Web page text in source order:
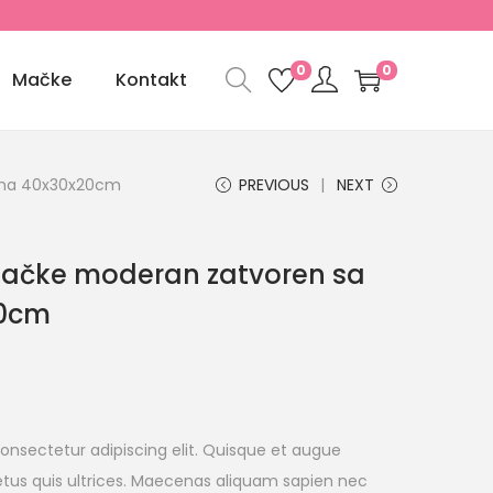
Mačke Kontakt 0 0
40x30x20cm PREVIOUS NEXT
moderan zatvoren sa
adipiscing elit. Quisque et augue
quis ultrices. Maecenas aliquam sapien nec